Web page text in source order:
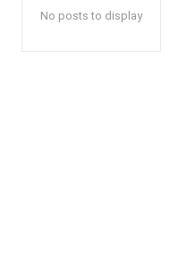
No posts to display